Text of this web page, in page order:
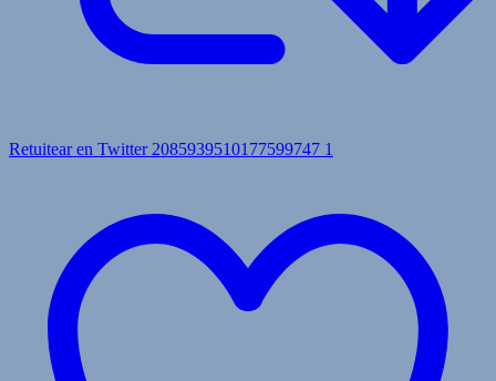
Retuitear en Twitter 2085939510177599747 1